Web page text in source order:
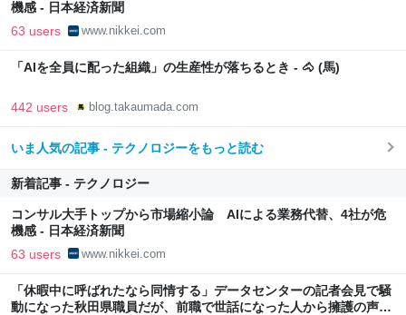
機感 - 日本経済新聞
63 users www.nikkei.com
「AIを全員に配った組織」の生産性が落ちるとき - 🐴 (馬)
442 users blog.takaumada.com
いま人気の記事 - テクノロジーをもっと読む
新着記事 - テクノロジー
コンサル大手トップから市場縮小論 AIによる業務代替、4社が危
機感 - 日本経済新聞
63 users www.nikkei.com
「休暇中に呼ばれたなら同情する」データセンターの記者会見で騒
動になった秋田県職員だが、前職で世話になった人から擁護の声